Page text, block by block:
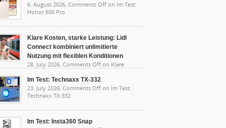
6. August 2026, Comments Off on Im Test:
Honor 600 Pro
Klare Kosten, starke Leistung: Lidl
Connect kombiniert unlimitierte
Nutzung mit flexiblen Konditionen
28. July 2026, Comments Off on Klare
Nutzung mit flexiblen Konditionen
Im Test: Technaxx TX-332
23. July 2026, Comments Off on Im Test:
Technaxx TX-332
Im Test: Insta360 Snap